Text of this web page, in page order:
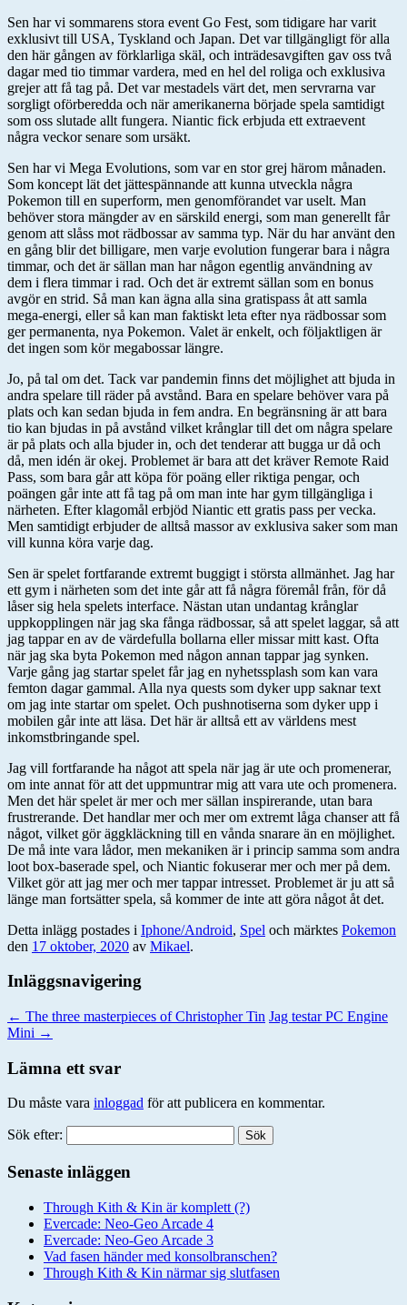
Sen har vi sommarens stora event Go Fest, som tidigare har varit
exklusivt till USA, Tyskland och Japan. Det var tillgängligt för alla
den här gången av förklarliga skäl, och inträdesavgiften gav oss två
dagar med tio timmar vardera, med en hel del roliga och exklusiva
grejer att få tag på. Det var mestadels värt det, men servrarna var
sorgligt oförberedda och när amerikanerna började spela samtidigt
som oss slutade allt fungera. Niantic fick erbjuda ett extraevent
några veckor senare som ursäkt.
Sen har vi Mega Evolutions, som var en stor grej härom månaden.
Som koncept lät det jättespännande att kunna utveckla några
Pokemon till en superform, men genomförandet var uselt. Man
behöver stora mängder av en särskild energi, som man generellt får
genom att slåss mot rädbossar av samma typ. När du har använt den
en gång blir det billigare, men varje evolution fungerar bara i några
timmar, och det är sällan man har någon egentlig användning av
dem i flera timmar i rad. Och det är extremt sällan som en bonus
avgör en strid. Så man kan ägna alla sina gratispass åt att samla
mega-energi, eller så kan man faktiskt leta efter nya rädbossar som
ger permanenta, nya Pokemon. Valet är enkelt, och följaktligen är
det ingen som kör megabossar längre.
Jo, på tal om det. Tack var pandemin finns det möjlighet att bjuda in
andra spelare till räder på avstånd. Bara en spelare behöver vara på
plats och kan sedan bjuda in fem andra. En begränsning är att bara
tio kan bjudas in på avstånd vilket krånglar till det om några spelare
är på plats och alla bjuder in, och det tenderar att bugga ur då och
då, men idén är okej. Problemet är bara att det kräver Remote Raid
Pass, som bara går att köpa för poäng eller riktiga pengar, och
poängen går inte att få tag på om man inte har gym tillgängliga i
närheten. Efter klagomål erbjöd Niantic ett gratis pass per vecka.
Men samtidigt erbjuder de alltså massor av exklusiva saker som man
vill kunna köra varje dag.
Sen är spelet fortfarande extremt buggigt i största allmänhet. Jag har
ett gym i närheten som det inte går att få några föremål från, för då
låser sig hela spelets interface. Nästan utan undantag krånglar
uppkopplingen när jag ska fånga rädbossar, så att spelet laggar, så att
jag tappar en av de värdefulla bollarna eller missar mitt kast. Ofta
när jag ska byta Pokemon med någon annan tappar jag synken.
Varje gång jag startar spelet får jag en nyhetssplash som kan vara
femton dagar gammal. Alla nya quests som dyker upp saknar text
om jag inte startar om spelet. Och pushnotiserna som dyker upp i
mobilen går inte att läsa. Det här är alltså ett av världens mest
inkomstbringande spel.
Jag vill fortfarande ha något att spela när jag är ute och promenerar,
om inte annat för att det uppmuntrar mig att vara ute och promenera.
Men det här spelet är mer och mer sällan inspirerande, utan bara
frustrerande. Det handlar mer och mer om extremt låga chanser att få
något, vilket gör äggkläckning till en vånda snarare än en möjlighet.
De må inte vara lådor, men mekaniken är i princip samma som andra
loot box-baserade spel, och Niantic fokuserar mer och mer på dem.
Vilket gör att jag mer och mer tappar intresset. Problemet är ju att så
länge man fortsätter spela, så kommer de inte att göra något åt det.
Detta inlägg postades i Iphone/Android, Spel och märktes Pokemon
den 17 oktober, 2020 av Mikael.
Inläggsnavigering
← The three masterpieces of Christopher Tin Jag testar PC Engine
Mini →
Lämna ett svar
Du måste vara inloggad för att publicera en kommentar.
Sök efter:
Senaste inläggen
Through Kith & Kin är komplett (?)
Evercade: Neo-Geo Arcade 4
Evercade: Neo-Geo Arcade 3
Vad fasen händer med konsolbranschen?
Through Kith & Kin närmar sig slutfasen